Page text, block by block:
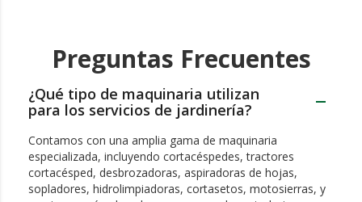
Preguntas Frecuentes
¿Qué tipo de maquinaria utilizan
para los servicios de jardinería?
Contamos con una amplia gama de maquinaria
especializada, incluyendo cortacéspedes, tractores
cortacésped, desbrozadoras, aspiradoras de hojas,
sopladores, hidrolimpiadoras, cortasetos, motosierras, y